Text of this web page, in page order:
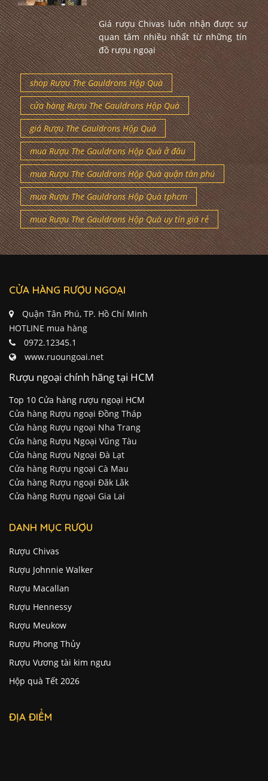
Giá rượu Chivas luôn nhận được sự
quan tâm nhiều nhất từ những tín
đồ rượu ngoại
shop Rượu The Gauldrons Hộp Quà
cửa hàng Rượu The Gauldrons Hộp Quà
giá Rượu The Gauldrons Hộp Quà
mua Rượu The Gauldrons Hộp Quà ở đâu
mua Rượu The Gauldrons Hộp Quà quận tân phú
mua Rượu The Gauldrons Hộp Quà tphcm
mua Rượu The Gauldrons Hộp Quà uy tín giá rẻ
CỬA HÀNG RƯỢU NGOẠI
Quận Tân Phú, TP. Hồ Chí Minh
HOTLINE mua hàng
0972.12345.1
www.ruoungoai.net
Rượu ngoại chính hãng tại HCM
Top 10 Cửa hàng rượu ngoại HCM
Cửa hàng Rượu ngoại Đồng Tháp
Cửa hàng Rượu ngoại Nha Trang
Cửa hàng Rượu Ngoại Vũng Tàu
Cửa hàng Rượu Ngoại Đà Lạt
Cửa hàng Rượu ngoại Cà Mau
Cửa hàng Rượu ngoại Đăk Lăk
Cửa hàng Rượu ngoại Gia Lai
DANH MỤC RƯỢU
Rượu Chivas
Rượu Johnnie Walker
Rượu Macallan
Rượu Hennessy
Rượu Meukow
Rượu Phong Thủy
Rượu Vương tài kim ngưu
Hộp quà Tết 2026
ĐỊA ĐIỂM